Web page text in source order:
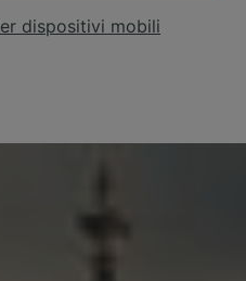
dispositivi mobili